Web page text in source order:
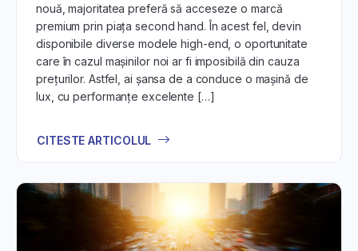
nouă, majoritatea preferă să acceseze o marcă
premium prin piața second hand. În acest fel, devin
disponibile diverse modele high-end, o oportunitate
care în cazul mașinilor noi ar fi imposibilă din cauza
prețurilor. Astfel, ai șansa de a conduce o mașină de
lux, cu performanțe excelente […]
CITESTE ARTICOLUL